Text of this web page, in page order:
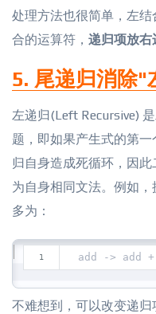
处理方法也很简单，左结
合的运算符， 递归项放右
5. 尾递归消除"
左递归(Left Recursive)
题，即如果产生式的第
归自身造成死循环，因
为自身相同文法。例如，
多为：
add -> add
不难想到，可以改变递归